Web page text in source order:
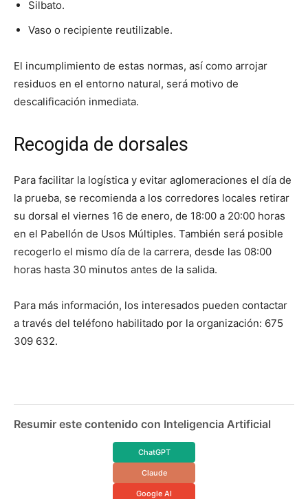
Silbato.
Vaso o recipiente reutilizable.
El incumplimiento de estas normas, así como arrojar
residuos en el entorno natural, será motivo de
descalificación inmediata.
Recogida de dorsales
Para facilitar la logística y evitar aglomeraciones el día de
la prueba, se recomienda a los corredores locales retirar
su dorsal el viernes 16 de enero, de 18:00 a 20:00 horas
en el Pabellón de Usos Múltiples. También será posible
recogerlo el mismo día de la carrera, desde las 08:00
horas hasta 30 minutos antes de la salida.
Para más información, los interesados pueden contactar
a través del teléfono habilitado por la organización: 675
309 632.
Resumir este contenido con Inteligencia Artificial
ChatGPT
Claude
Google AI